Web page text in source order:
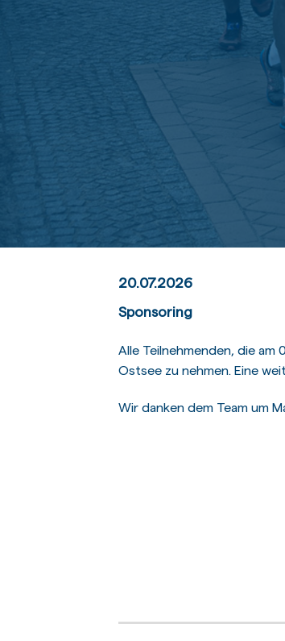
20.07.2026
Sponsoring
Alle Teilnehmenden, die
Ostsee zu nehmen. Eine
Wir danken dem Team um